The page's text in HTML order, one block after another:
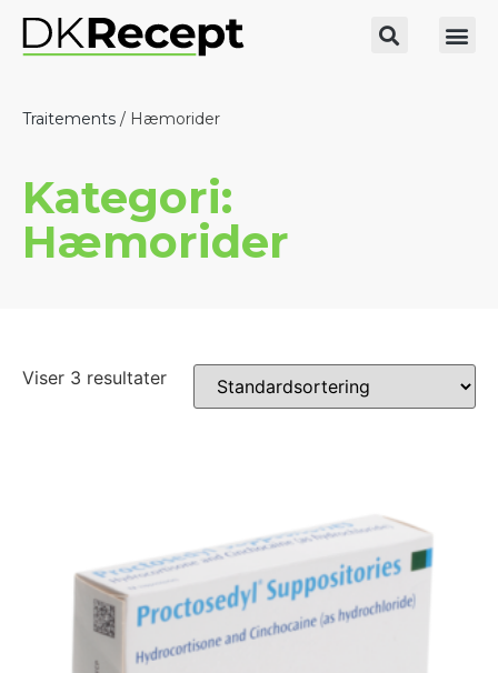
Traitements / Hæmorider
Kategori:
Hæmorider
Viser 3 resultater